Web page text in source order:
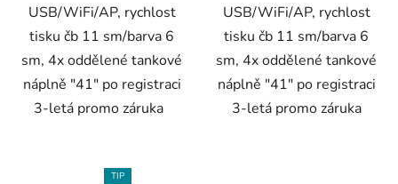
USB/WiFi/AP, rychlost
tisku čb 11 sm/barva 6
sm, 4x oddělené tankové
náplně "41" po registraci
3-letá promo záruka
USB/WiFi/AP, rychlost
tisku čb 11 sm/barva 6
sm, 4x oddělené tankové
náplně "41" po registraci
3-letá promo záruka
TIP